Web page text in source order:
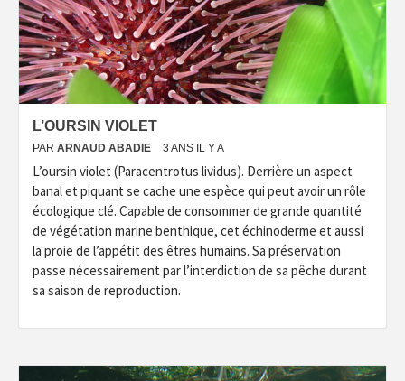
L’OURSIN VIOLET
PAR ARNAUD ABADIE 3 ANS IL Y A
L’oursin violet (Paracentrotus lividus). Derrière un aspect
banal et piquant se cache une espèce qui peut avoir un rôle
écologique clé. Capable de consommer de grande quantité
de végétation marine benthique, cet échinoderme et aussi
la proie de l’appétit des êtres humains. Sa préservation
passe nécessairement par l’interdiction de sa pêche durant
sa saison de reproduction.